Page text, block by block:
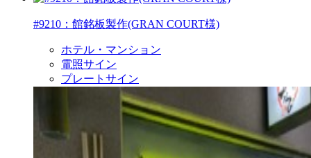
#9210：館銘板製作(GRAN COURT様)
ホテル・マンション
電照サイン
プレートサイン